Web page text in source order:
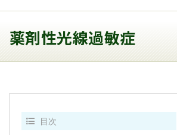
薬剤性光線過敏症
目次